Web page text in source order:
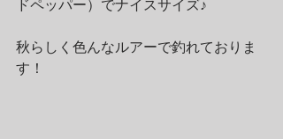
ドペッパー）でナイスサイズ♪
秋らしく色んなルアーで釣れておりま
す！